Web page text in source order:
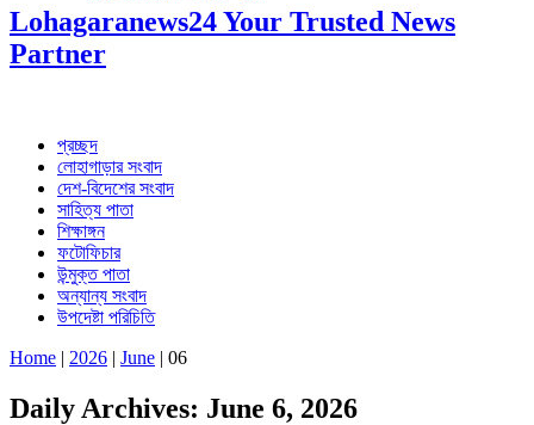
Lohagaranews24 Your Trusted News
Partner
প্রচ্ছদ
লোহাগাড়ার সংবাদ
দেশ-বিদেশের সংবাদ
সাহিত্য পাতা
শিক্ষাঙ্গন
ফটোফিচার
উন্মুক্ত পাতা
অন্যান্য সংবাদ
উপদেষ্টা পরিচিতি
Home | 2026 | June | 06
Daily Archives: June 6, 2026